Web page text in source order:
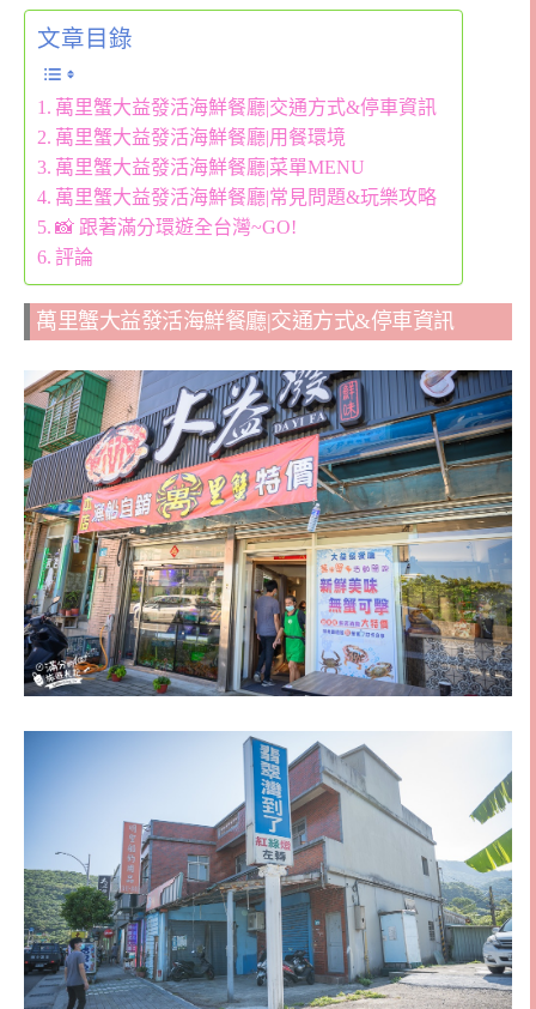
文章目錄
萬里蟹大益發活海鮮餐廳|交通方式&停車資訊
萬里蟹大益發活海鮮餐廳|用餐環境
萬里蟹大益發活海鮮餐廳|菜單MENU
萬里蟹大益發活海鮮餐廳|常見問題&玩樂攻略
📸 跟著滿分環遊全台灣~GO!
評論
萬里蟹大益發活海鮮餐廳|交通方式&停車資訊